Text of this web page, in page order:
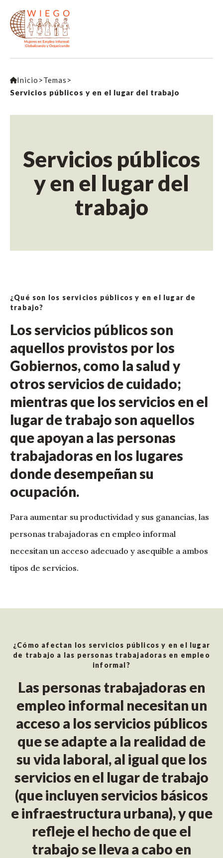
Inicio >Temas >
Servicios públicos y en el lugar del trabajo
Servicios públicos
y en el lugar del
trabajo
¿Qué son los servicios públicos y en el lugar de
trabajo?
Los servicios públicos son
aquellos provistos por los
Gobiernos, como la salud y
otros servicios de cuidado;
mientras que los servicios en el
lugar de trabajo son aquellos
que apoyan a las personas
trabajadoras en los lugares
donde desempeñan su
ocupación.
Para aumentar su productividad y sus ganancias, las
personas trabajadoras en empleo informal
necesitan un acceso adecuado y asequible a ambos
tipos de servicios.
¿Cómo afectan los servicios públicos y en el lugar
de trabajo a las personas trabajadoras en empleo
informal?
Las personas trabajadoras en
empleo informal necesitan un
acceso a los servicios públicos
que se adapte a la realidad de
su vida laboral, al igual que los
servicios en el lugar de trabajo
(que incluyen servicios básicos
e infraestructura urbana), y que
refleje el hecho de que el
trabajo se lleva a cabo en